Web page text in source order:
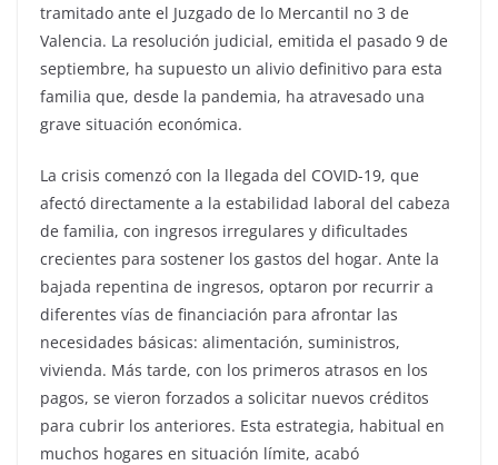
tramitado ante el Juzgado de lo Mercantil no 3 de
Valencia. La resolución judicial, emitida el pasado 9 de
septiembre, ha supuesto un alivio definitivo para esta
familia que, desde la pandemia, ha atravesado una
grave situación económica.
La crisis comenzó con la llegada del COVID-19, que
afectó directamente a la estabilidad laboral del cabeza
de familia, con ingresos irregulares y dificultades
crecientes para sostener los gastos del hogar. Ante la
bajada repentina de ingresos, optaron por recurrir a
diferentes vías de financiación para afrontar las
necesidades básicas: alimentación, suministros,
vivienda. Más tarde, con los primeros atrasos en los
pagos, se vieron forzados a solicitar nuevos créditos
para cubrir los anteriores. Esta estrategia, habitual en
muchos hogares en situación límite, acabó